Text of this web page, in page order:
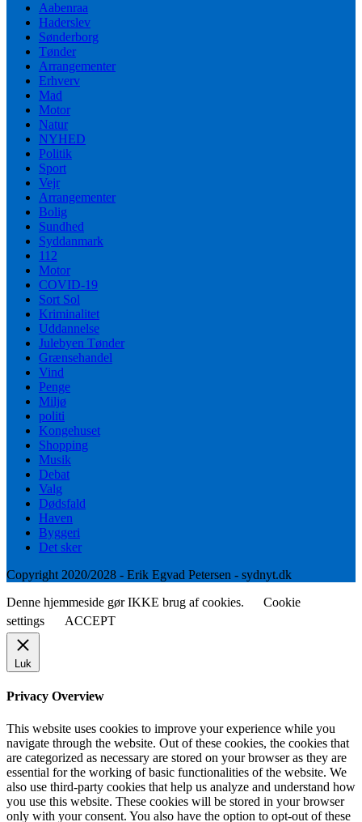
Aabenraa
Haderslev
Sønderborg
Tønder
Arrangementer
Erhverv
Mad
Motor
Natur
NYHED
Politik
Sport
Vejr
Arrangementer
Bolig
Sundhed
Syddanmark
112
Motor
COVID-19
Sort Sol
Kriminalitet
Uddannelse
Julebyen Tønder
Grænsehandel
Vind
Penge
Miljø
politi
Kongehuset
Shopping
Musik
Debat
Valg
Dødsfald
Haven
Byggeri
Det sker
Copyright 2020/2028 - Erik Egvad Petersen - sydnyt.dk
Denne hjemmeside gør IKKE brug af cookies.
Cookie
settings
ACCEPT
Luk
Privacy Overview
This website uses cookies to improve your experience while you
navigate through the website. Out of these cookies, the cookies that
are categorized as necessary are stored on your browser as they are
essential for the working of basic functionalities of the website. We
also use third-party cookies that help us analyze and understand how
you use this website. These cookies will be stored in your browser
only with your consent. You also have the option to opt-out of these